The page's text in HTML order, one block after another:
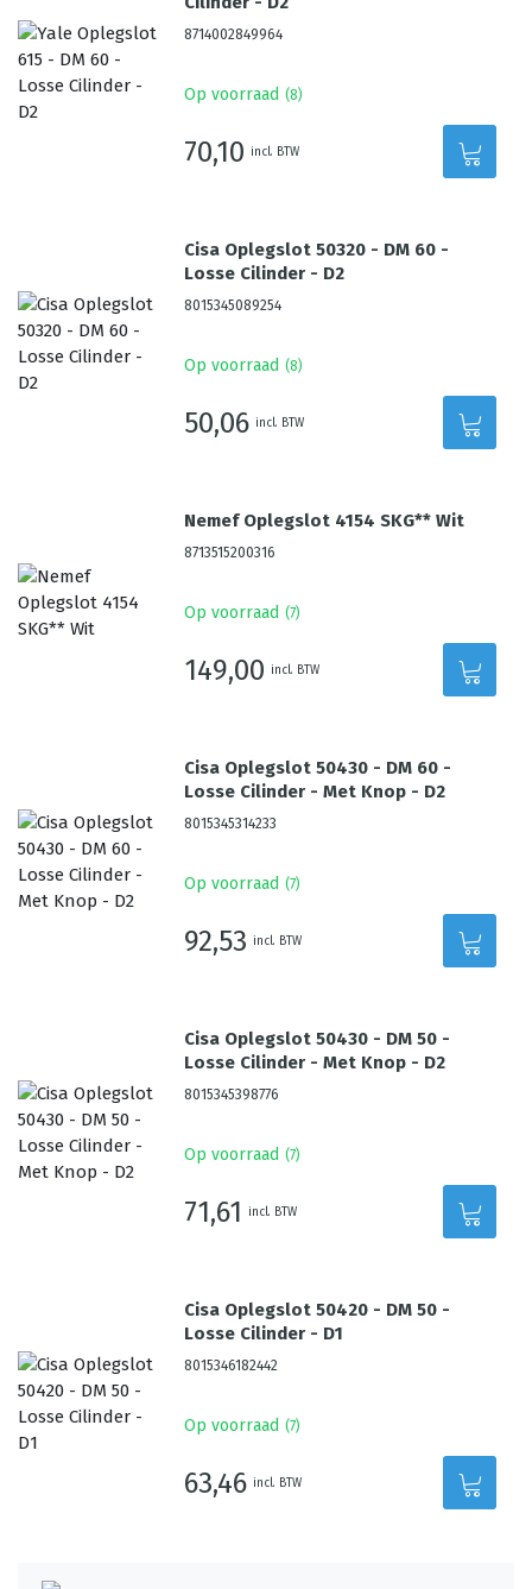
8714002849964
Op voorraad (8)
70,10 incl. BTW
Cisa Oplegslot 50320 - DM 60 -
Losse Cilinder - D2
8015345089254
Op voorraad (8)
50,06 incl. BTW
Nemef Oplegslot 4154 SKG** Wit
8713515200316
Op voorraad (7)
149,00 incl. BTW
Cisa Oplegslot 50430 - DM 60 -
Losse Cilinder - Met Knop - D2
8015345314233
Op voorraad (7)
92,53 incl. BTW
Cisa Oplegslot 50430 - DM 50 -
Losse Cilinder - Met Knop - D2
8015345398776
Op voorraad (7)
71,61 incl. BTW
Cisa Oplegslot 50420 - DM 50 -
Losse Cilinder - D1
8015346182442
Op voorraad (7)
63,46 incl. BTW